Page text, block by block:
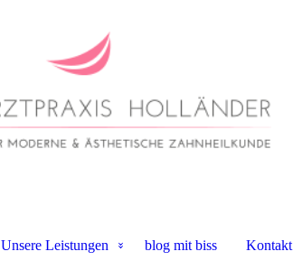
Unsere Leistungen blog mit biss Kontakt